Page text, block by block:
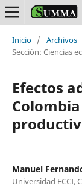
Inicio / Archivos
Sección: Ciencias
Efectos
Manuel
Universidad ECCI,